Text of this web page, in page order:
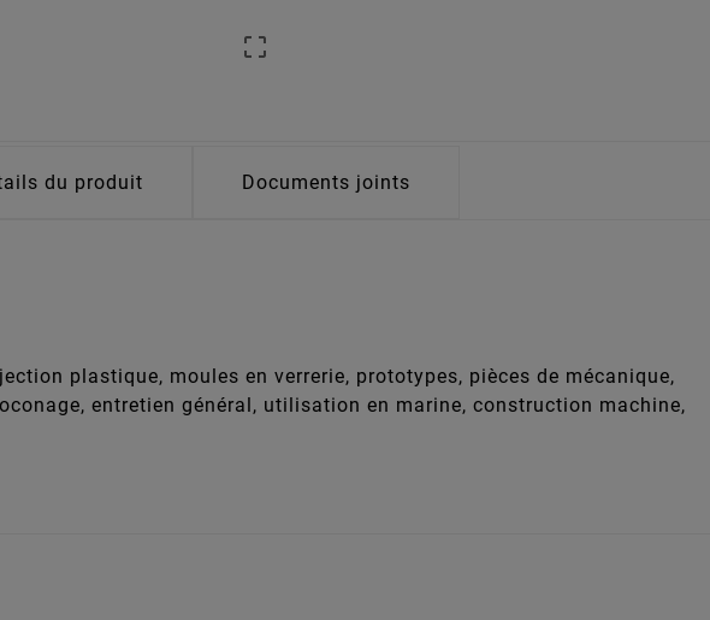

du produit Documents joints
plastique, moules en verrerie, prototypes, pièces de mécanique,
entretien général, utilisation en marine, construction machine,